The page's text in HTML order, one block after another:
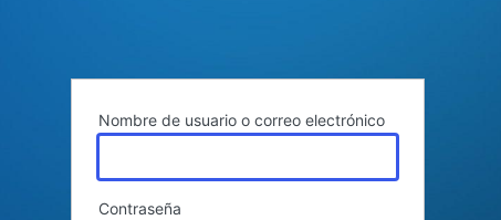
Nombre de usuario o correo electrónico
Contraseña